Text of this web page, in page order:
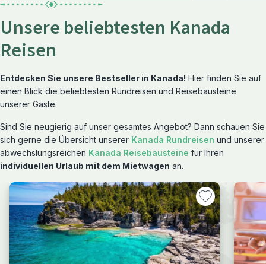
Unsere beliebtesten Kanada
Reisen
Entdecken Sie unsere Bestseller in Kanada! Hier finden Sie auf
einen Blick die beliebtesten Rundreisen und Reisebausteine
unserer Gäste.
Sind Sie neugierig auf unser gesamtes Angebot? Dann schauen Sie
sich gerne die Übersicht unserer Kanada Rundreisen und unserer
abwechslungsreichen Kanada Reisebausteine für Ihren
individuellen Urlaub mit dem Mietwagen an.